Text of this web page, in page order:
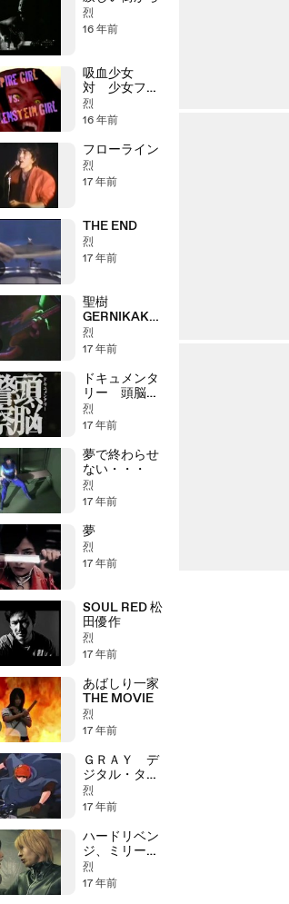
烈
16 年前
吸血少女
対 少女フラ
ンケン
烈
16 年前
フローライン
烈
17 年前
THE END
烈
17 年前
聖樹
GERNIKAKO
ARBOLA
烈
17 年前
ドキュメンタ
リー 頭脳警
察
烈
17 年前
夢で終わらせ
ない・・・
烈
17 年前
夢
烈
17 年前
SOUL RED 松
田優作
烈
17 年前
あばしり一家
THE MOVIE
烈
17 年前
ＧＲＡＹ デ
ジタル・ター
ゲット
烈
17 年前
ハードリベン
ジ、ミリー
ブラッディバ
トル
烈
17 年前